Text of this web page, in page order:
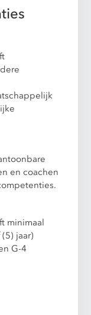
en coachen
minimaal
jaar)
G-4